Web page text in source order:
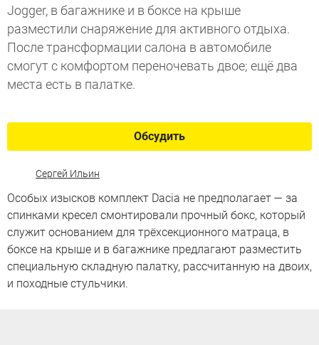
Jogger, в багажнике и в боксе на крыше
разместили снаряжение для активного отдыха.
После трансформации салона в автомобиле
смогут с комфортом переночевать двое; ещё два
места есть в палатке.
Обсудить
Сергей Ильин
Особых изысков комплект Dacia не предполагает — за
спинками кресел смонтировали прочный бокс, который
служит основанием для трёхсекционного матраца, в
боксе на крыше и в багажнике предлагают разместить
специальную складную палатку, рассчитанную на двоих,
и походные стульчики.